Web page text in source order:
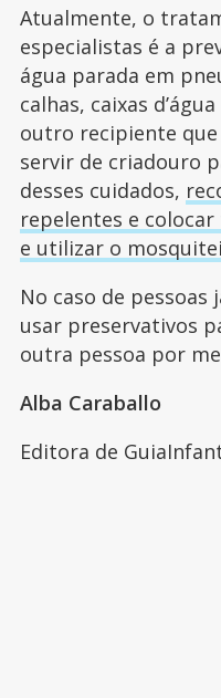
Atualmente, o
especialistas é a
água parada em
calhas, caixas
outro recipiente que
servir de criadouro
desses cuidados,
repelentes e
e utilizar o
No caso de pessoas
usar preservativos
outra pessoa por
Alba Caraballo
Editora de